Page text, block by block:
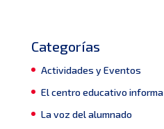
Categorías
Actividades y Eventos
El centro educativo informa
La voz del alumnado